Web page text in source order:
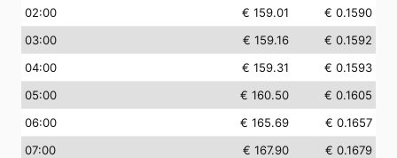
02:00 € 159.01
€ 0.1590
03:00 € 159.16
€ 0.1592
04:00 € 159.31
€ 0.1593
05:00 € 160.50
€ 0.1605
06:00 € 165.69
€ 0.1657
07:00 € 167.90
€ 0.1679